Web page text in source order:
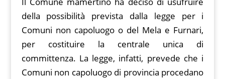
o
k
p
p
n
k
d m
della possibilità prevista dalla legge per i
Comuni non capoluogo o del Mela e Furnari,
per costituire la centrale unica di
committenza. La legge, infatti, prevede che i
Comuni non capoluogo di provincia procedano